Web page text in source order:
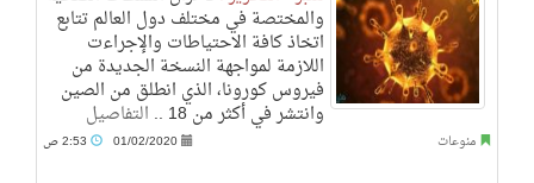
والمختصة في مختلف دول العالم تتابع
اتخاذ كافة الاحتياطات والإجراءت
اللازمة لمواجهة النسخة الجديدة من
فيروس كورونا، الذي انطلق من الصين
وانتشر في أكثر من 18 .. التفاصيل
منوعات 01/02/2020